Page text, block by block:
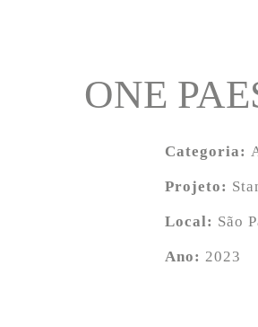
ONE
Categoria:
Projeto:
Local: São
Ano: 2023